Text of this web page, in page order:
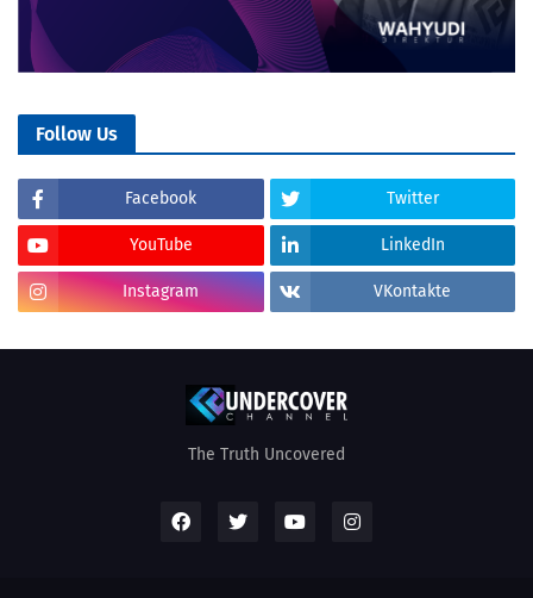
Follow Us
Facebook Twitter
YouTube LinkedIn
Instagram VKontakte
The Truth Uncovered